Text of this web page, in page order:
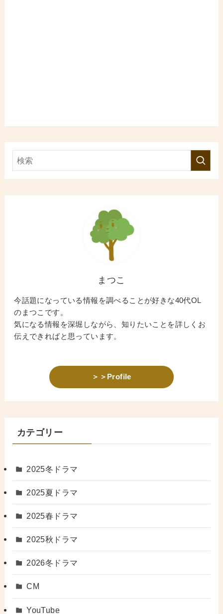
まつこ
今話題になっている情報を調べることが好きな40代OL
のまつこです。
気になる情報を深堀しながら、知りたいことを詳しくお
伝えできればと思っています。
＞＞Profile
カテゴリー
2025冬ドラマ
2025夏ドラマ
2025春ドラマ
2025秋ドラマ
2026冬ドラマ
CM
YouTube